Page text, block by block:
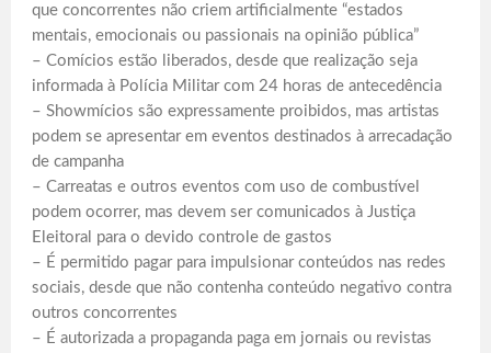
que concorrentes não criem artificialmente “estados
mentais, emocionais ou passionais na opinião pública”
– Comícios estão liberados, desde que realização seja
informada à Polícia Militar com 24 horas de antecedência
– Showmícios são expressamente proibidos, mas artistas
podem se apresentar em eventos destinados à arrecadação
de campanha
– Carreatas e outros eventos com uso de combustível
podem ocorrer, mas devem ser comunicados à Justiça
Eleitoral para o devido controle de gastos
– É permitido pagar para impulsionar conteúdos nas redes
sociais, desde que não contenha conteúdo negativo contra
outros concorrentes
– É autorizada a propaganda paga em jornais ou revistas